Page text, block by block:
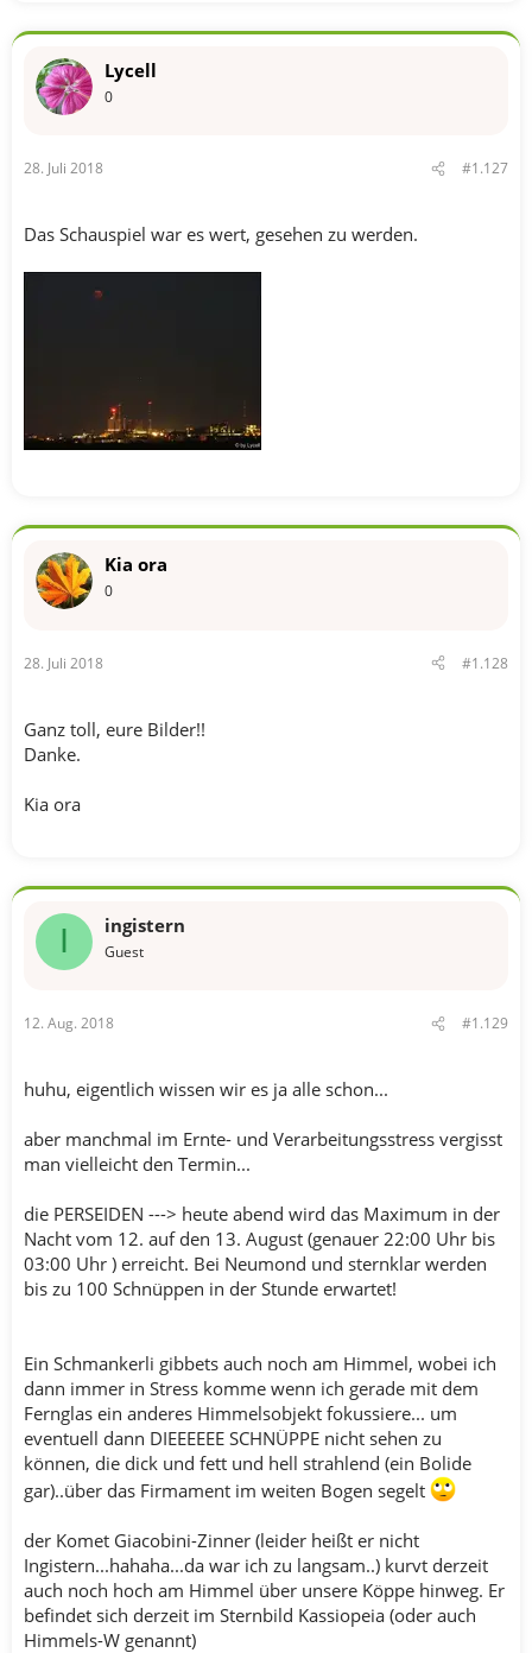
Lycell
0
28. Juli 2018 #1.127
Das Schauspiel war es wert, gesehen zu werden.
Kia ora
0
28. Juli 2018 #1.128
Ganz toll, eure Bilder!!
Danke.
Kia ora
I ingistern
Guest
12. Aug. 2018 #1.129
huhu, eigentlich wissen wir es ja alle schon...
aber manchmal im Ernte- und Verarbeitungsstress vergisst
man vielleicht den Termin...
die PERSEIDEN ---> heute abend wird das Maximum in der
Nacht vom 12. auf den 13. August (genauer 22:00 Uhr bis
03:00 Uhr ) erreicht. Bei Neumond und sternklar werden
bis zu 100 Schnüppen in der Stunde erwartet!
Ein Schmankerli gibbets auch noch am Himmel, wobei ich
dann immer in Stress komme wenn ich gerade mit dem
Fernglas ein anderes Himmelsobjekt fokussiere... um
eventuell dann DIEEEEEE SCHNÜPPE nicht sehen zu
können, die dick und fett und hell strahlend (ein Bolide
gar)..über das Firmament im weiten Bogen segelt
der Komet Giacobini-Zinner (leider heißt er nicht
Ingistern...hahaha...da war ich zu langsam..) kurvt derzeit
auch noch hoch am Himmel über unsere Köppe hinweg. Er
befindet sich derzeit im Sternbild Kassiopeia (oder auch
Himmels-W genannt)